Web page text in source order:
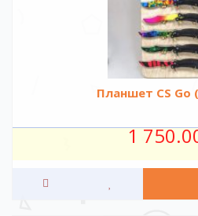
Планшет CS Go
1